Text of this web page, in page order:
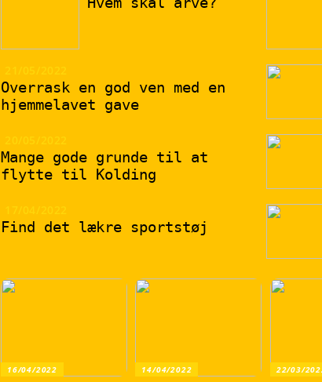
Overrask en god ven med en
hjemmelavet gave
Mange gode grunde til at
flytte til Kolding
Find det lækre sportstøj
16/04/2022 14/04/2022 22/03/